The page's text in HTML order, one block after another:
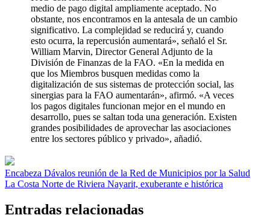
medio de pago digital ampliamente aceptado. No
obstante, nos encontramos en la antesala de un cambio
significativo. La complejidad se reducirá y, cuando
esto ocurra, la repercusión aumentará», señaló el Sr.
William Marvin, Director General Adjunto de la
División de Finanzas de la FAO. «En la medida en
que los Miembros busquen medidas como la
digitalización de sus sistemas de protección social, las
sinergias para la FAO aumentarán», afirmó. «A veces
los pagos digitales funcionan mejor en el mundo en
desarrollo, pues se saltan toda una generación. Existen
grandes posibilidades de aprovechar las asociaciones
entre los sectores público y privado», añadió.
Navegación
de
entradas
Encabeza Dávalos reunión de la Red de Municipios por la Salud
La Costa Norte de Riviera Nayarit, exuberante e histórica
Entradas relacionadas